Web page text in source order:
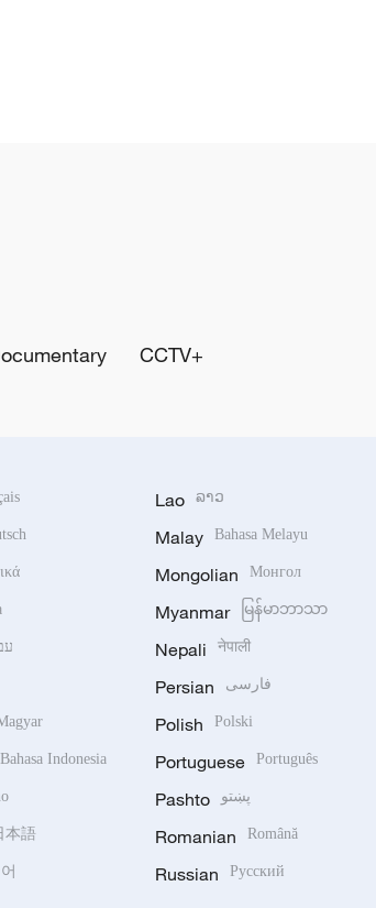
CCTV+
Bahasa Indonesia
本語
Lao ລາວ
Malay Bahasa Melayu
Mongolian Монгол
Myanmar မြန်မာဘာသာ
Nepali नेपाली
Persian فارسی
Polish Polski
Portuguese Português
Pashto پښتو
Romanian Română
Russian Русский